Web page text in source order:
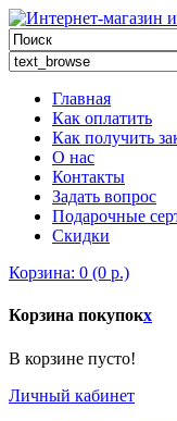
Главная
Как оплатить
Как получить
О нас
Контакты
Задать вопрос
Подарочные
Скидки
Корзина: 0 (0 р.)
Корзина покупокx
В корзине пусто!
Личный кабинет